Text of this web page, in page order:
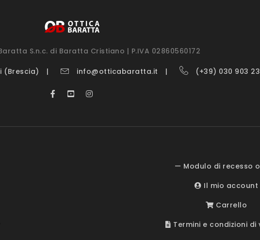
S.n.c. di Baratta Cristiano | P.IVA 02860560172
(Brescia) info@otticabaratta.it (+39) 030 903
— Modulo di recesso
Il mio account
Carrello
Termini e condizioni di